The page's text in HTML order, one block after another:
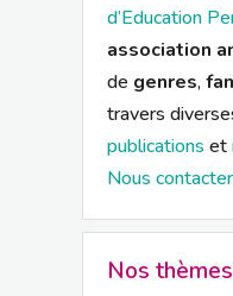
d’Education
association
de genres,
travers
publications et
Nous contacter
Nos thèmes